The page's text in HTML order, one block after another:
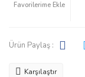
Ürün Paylaş :
Karşılaştır